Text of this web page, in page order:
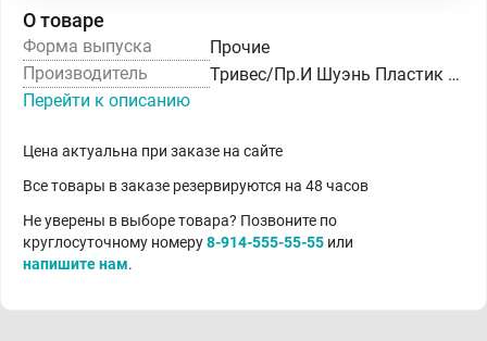
О товаре
Форма выпуска
Прочие
Производитель
Тривес/Пр.И Шуэнь Пластик Ко.,Лтд
Перейти к описанию
Цена актуальна при заказе на сайте
Все товары в заказе резервируются на 48 часов
Не уверены в выборе товара? Позвоните по
круглосуточному номеру8-914-555-55-55 или
напишите нам.